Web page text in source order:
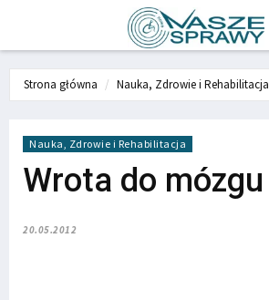
Strona główna Nauka, Zdrowie i Rehabilitacja
Nauka, Zdrowie i Rehabilitacja
Wrota do mózgu
20.05.2012